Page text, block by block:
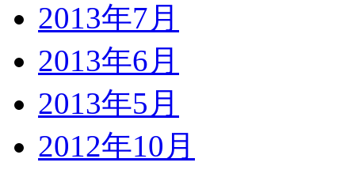
2013年7月
2013年6月
2013年5月
2012年10月